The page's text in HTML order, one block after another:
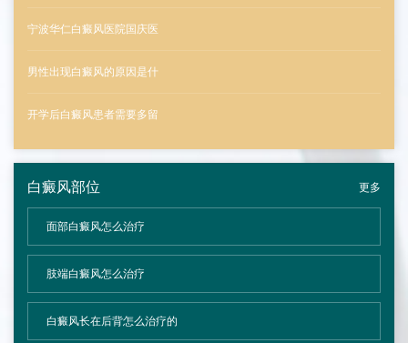
宁波华仁白癜风医院国庆医
男性出现白癜风的原因是什
开学后白癜风患者需要多留
白癜风部位 更多
面部白癜风怎么治疗
肢端白癜风怎么治疗
白癜风长在后背怎么治疗的